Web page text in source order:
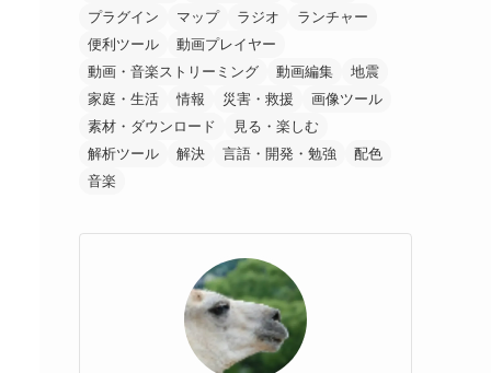
プラグイン
マップ ラジオ
ランチャー
便利ツール
動画プレイヤー
動画・音楽ストリーミング
動画編集
地震
家庭・生活
情報 災害・救援
画像ツール
素材・ダウンロード
見る・楽しむ
解析ツール
解決 言語・開発・勉強
配色
音楽